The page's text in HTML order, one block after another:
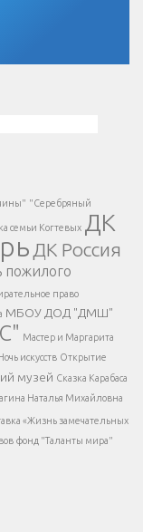
</div > </div >
"Серебряный
семьи Когтевых ДК
ДК Россия
пожилого
право
МБОУ ДОД "ДМШ"
Мастер и Маргарита
искусств Открытие
музей Сказка Карабаса
Наталья Михайловна
«Жизнь замечательных
фонд "Таланты мира"